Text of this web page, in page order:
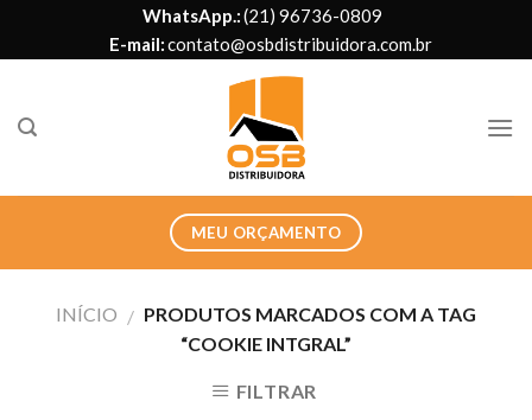
WhatsApp.:(21) 96736-0809
E-mail:contato@osbdistribuidora.com.br
MEU ORÇAMENTO
INÍCIO / PRODUTOS MARCADOS COM A TAG
“COOKIE INTGRAL”
FILTRAR